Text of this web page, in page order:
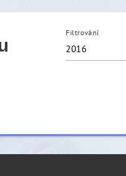
Filtrování
2016